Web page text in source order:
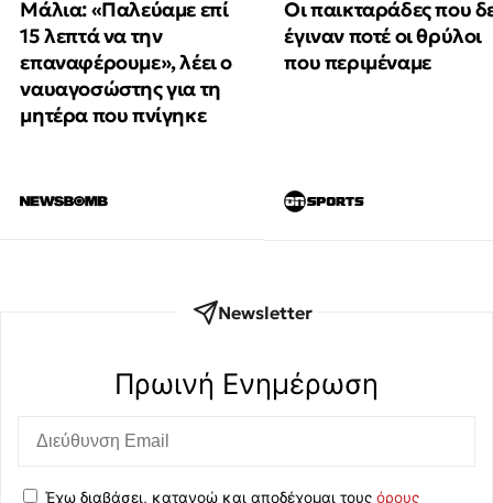
Μάλια: «Παλεύαμε επί
15 λεπτά να την
επαναφέρουμε», λέει ο
ναυαγοσώστης για τη
μητέρα που πνίγηκε
Οι παικταράδες που
έγιναν ποτέ οι θρύλοι
που περιμέναμε
Newsletter
Πρωινή Eνημέρωση
Έχω διαβάσει, κατανοώ και αποδέχομαι τους όρους